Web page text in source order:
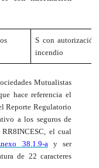
S con
incendio
Mutualistas
hace referencia el
Reporte Regulatorio
a los seguros de
el cual
38.1.9-ay ser
de 22 caracteres